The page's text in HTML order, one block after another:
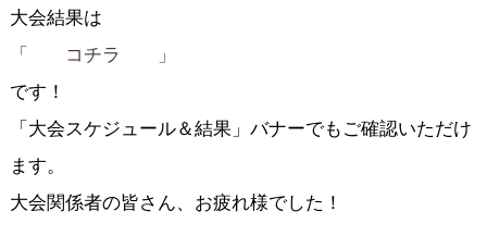
大会結果は
「 コチラ 」
です！
「大会スケジュール＆結果」バナーでもご確認いただけ
ます。
大会関係者の皆さん、お疲れ様でした！